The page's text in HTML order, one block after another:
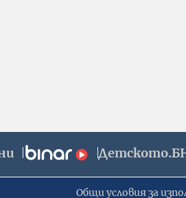
Общи условия за